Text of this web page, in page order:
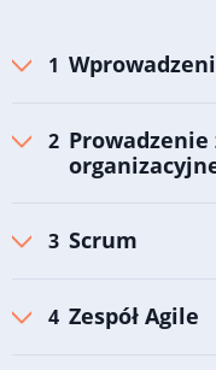
Scrum
Zespół Agile